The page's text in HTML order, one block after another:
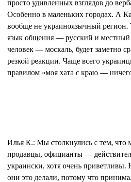
просто удивленных взглядов до
Особенно в маленьких городах. А
вообще не украиноязычный
язык общения — русский и местный
человек — москаль, будет заметно
резкой реакции. Чаще всего
правилом «моя хата с краю —
Илья К.: Мы столкнулись с тем, что
продавцы, официанты —
украински, хотя очень приветливы.
они это делали, потому что